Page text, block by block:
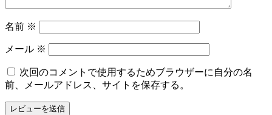
8
20
所
っ
と
名前 ※
メール ※
次回のコメントで使用するためブラウザーに自分の名
前、メールアドレス、サイトを保存する。